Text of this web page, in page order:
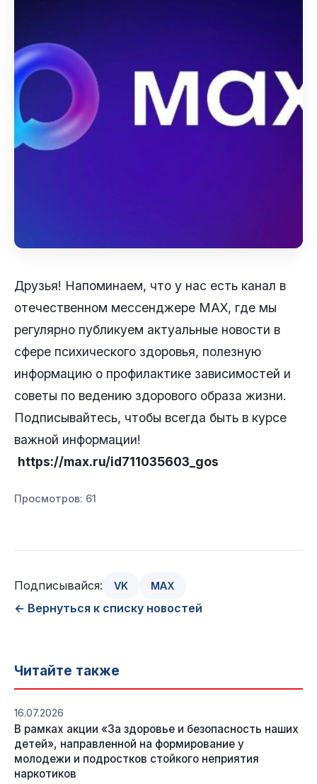
Друзья! Напоминаем, что у нас есть канал в
отечественном мессенджере MAX, где мы
регулярно публикуем актуальные новости в
сфере психического здоровья, полезную
информацию о профилактике зависимостей и
советы по ведению здорового образа жизни.
Подписывайтесь, чтобы всегда быть в курсе
важной информации!
https://max.ru/id711035603_gos
Просмотров: 61
Подписывайся: VK MAX
← Вернуться к списку новостей
Читайте также
16.07.2026
В рамках акции «За здоровье и безопасность наших
детей», направленной на формирование у
молодежи и подростков стойкого неприятия
наркотиков